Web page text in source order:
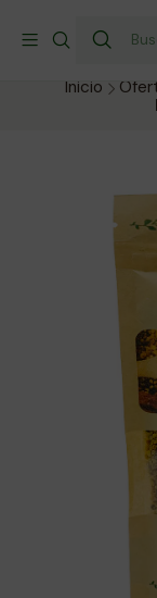
Compra hoy y
Inicio